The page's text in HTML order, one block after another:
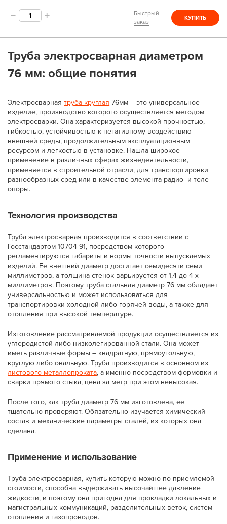
Быстрый
заказ
КУПИТЬ
Труба электросварная диаметром
76 мм: общие понятия
Электросварнаятруба круглая 76мм – это универсальное
изделие, производство которого осуществляется методом
электросварки. Она характеризуется высокой прочностью,
гибкостью, устойчивостью к негативному воздействию
внешней среды, продолжительным эксплуатационным
ресурсом и легкостью в установке. Нашла широкое
применение в различных сферах жизнедеятельности,
применяется в строительной отрасли, для транспортировки
разнообразных сред или в качестве элемента радио- и теле
опоры.
Технология производства
Труба электросварная производится в соответствии с
Госстандартом 10704-91, посредством которого
регламентируются габариты и нормы точности выпускаемых
изделий. Ее внешний диаметр достигает семидесяти семи
миллиметров, а толщина стенок варьируется от 1,4 до 4-х
миллиметров. Поэтому труба стальная диаметр 76 мм обладает
универсальностью и может использоваться для
транспортировки холодной либо горячей воды, а также для
отопления при высокой температуре.
Изготовление рассматриваемой продукции осуществляется из
углеродистой либо низколегированной стали. Она может
иметь различные формы – квадратную, прямоугольную,
круглую либо овальную. Труба производится в основном из
листового металлопроката, а именно посредством формовки и
сварки прямого стыка, цена за метр при этом невысокая.
После того, как труба диаметр 76 мм изготовлена, ее
тщательно проверяют. Обязательно изучается химический
состав и механические параметры сталей, из которых она
сделана.
Применение и использование
Труба электросварная, купить которую можно по приемлемой
стоимости, способна выдерживать высочайшее давление
жидкости, и поэтому она пригодна для прокладки локальных и
магистральных коммуникаций, разделительных веток, систем
отопления и газопроводов.